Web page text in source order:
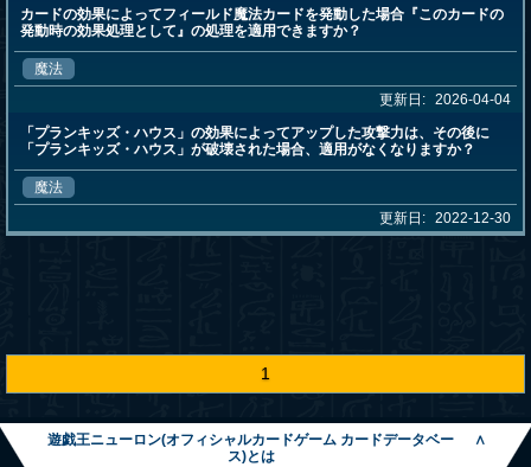
カードの効果によってフィールド魔法カードを発動した場合『このカードの
発動時の効果処理として』の処理を適用できますか？
魔法
更新日: 2026-04-04
「プランキッズ・ハウス」の効果によってアップした攻撃力は、その後に
「プランキッズ・ハウス」が破壊された場合、適用がなくなりますか？
魔法
更新日: 2022-12-30
1
遊戯王ニューロン(オフィシャルカードゲーム カードデータベー
ス)とは
∧